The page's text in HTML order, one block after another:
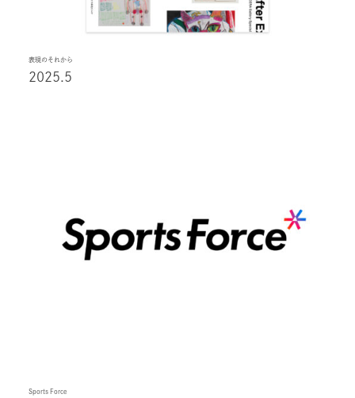
表現のそれから
2025.5
Sports Force